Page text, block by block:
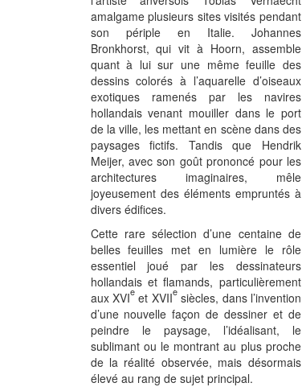
amalgame plusieurs sites visités pendant
son périple en Italie. Johannes
Bronkhorst, qui vit à Hoorn, assemble
quant à lui sur une même feuille des
dessins colorés à l’aquarelle d’oiseaux
exotiques ramenés par les navires
hollandais venant mouiller dans le port
de la ville, les mettant en scène dans des
paysages fictifs. Tandis que Hendrik
Meijer, avec son goût prononcé pour les
architectures imaginaires, mêle
joyeusement des éléments empruntés à
divers édifices.
Cette rare sélection d’une centaine de
belles feuilles met en lumière le rôle
essentiel joué par les dessinateurs
hollandais et flamands, particulièrement
aux XVIeet XVIIesiècles, dans l’invention
d’une nouvelle façon de dessiner et de
peindre le paysage, l’idéalisant, le
sublimant ou le montrant au plus proche
de la réalité observée, mais désormais
élevé au rang de sujet principal.